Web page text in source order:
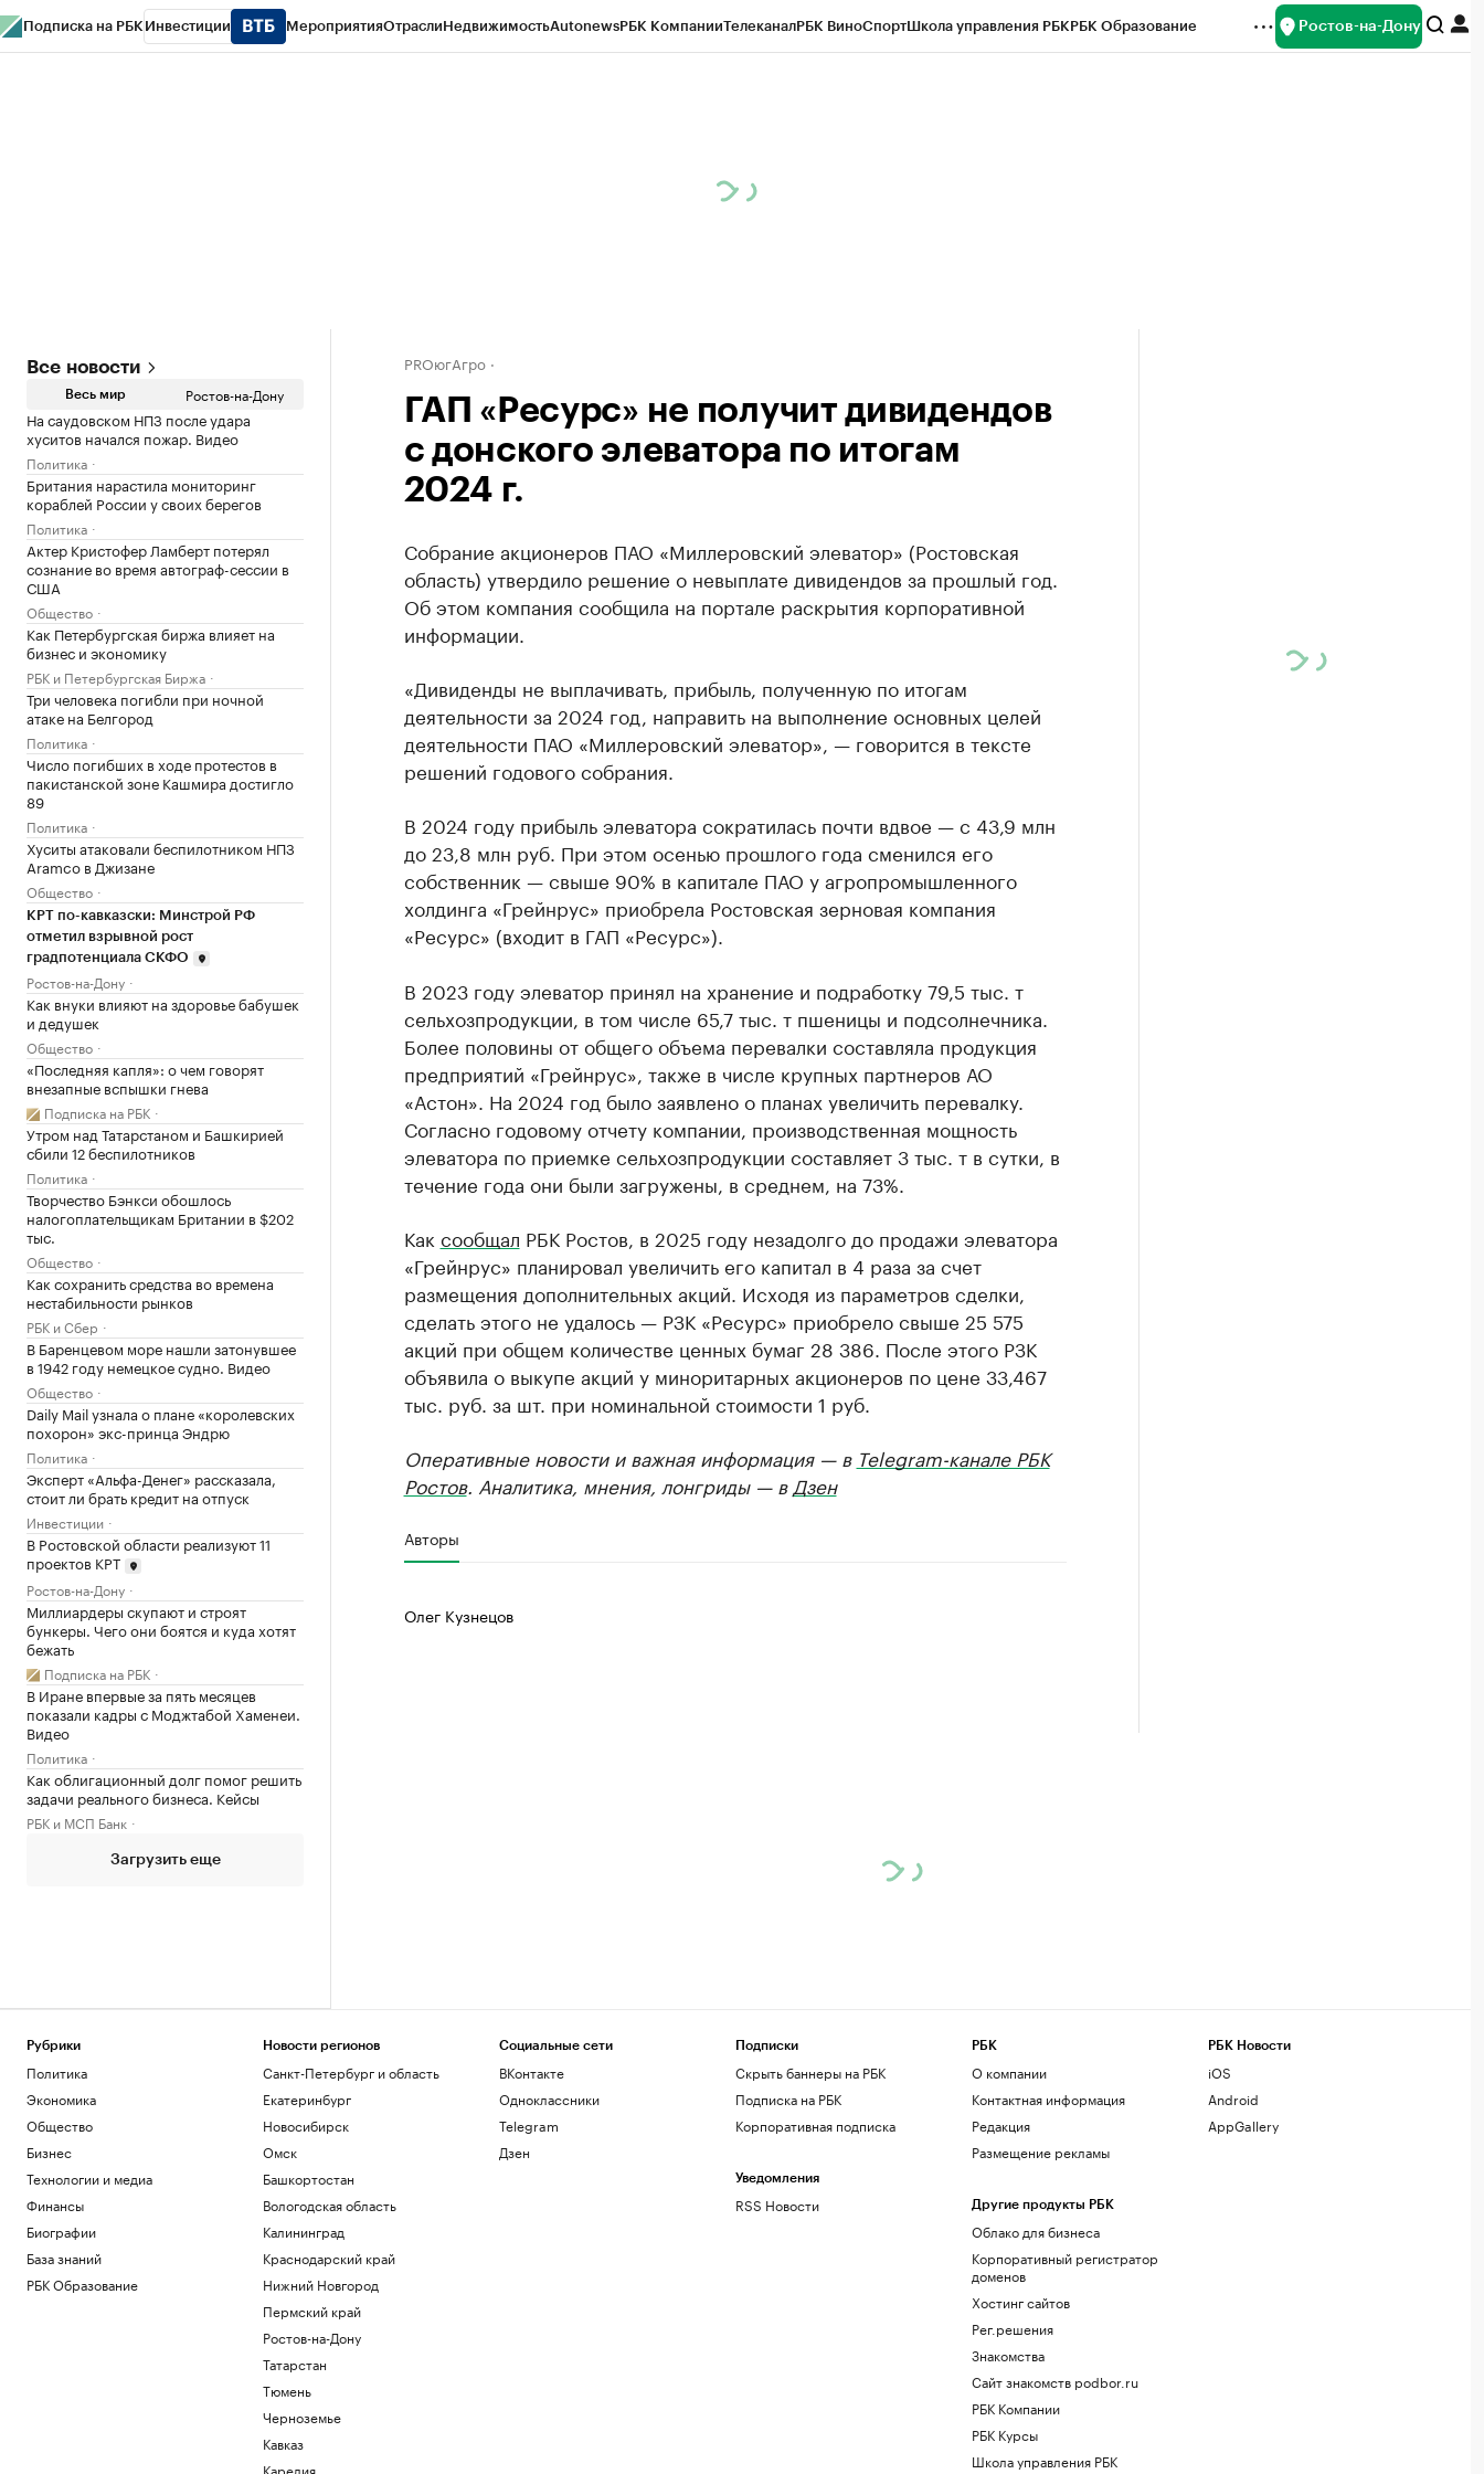
Подписка на РБК Инвестиции МероприятияОтраслиНедвижимостьAutonewsРБК КомпанииТелеканалРБК ВиноСпортШкола управления РБКРБК Образование Ростов-на-Дону
Все новости
Весь мир Ростов-на-Дону
На саудовском НПЗ после удара
хуситов начался пожар. Видео
Политика
Британия нарастила мониторинг
кораблей России у своих берегов
Политика
Актер Кристофер Ламберт потерял
сознание во время автограф-сессии в
США
Общество
Как Петербургская биржа влияет на
бизнес и экономику
РБК и Петербургская Биржа
Три человека погибли при ночной
атаке на Белгород
Политика
Число погибших в ходе протестов в
пакистанской зоне Кашмира достигло
89
Политика
Хуситы атаковали беспилотником НПЗ
Aramco в Джизане
Общество
КРТ по-кавказски: Минстрой РФ
отметил взрывной рост
градпотенциала СКФО
Ростов-на-Дону
Как внуки влияют на здоровье бабушек
и дедушек
Общество
«Последняя капля»: о чем говорят
внезапные вспышки гнева
Подписка на РБК
Утром над Татарстаном и Башкирией
сбили 12 беспилотников
Политика
Творчество Бэнкси обошлось
налогоплательщикам Британии в $202
тыс.
Общество
Как сохранить средства во времена
нестабильности рынков
РБК и Сбер
В Баренцевом море нашли затонувшее
в 1942 году немецкое судно. Видео
Общество
Daily Mail узнала о плане «королевских
похорон» экс-принца Эндрю
Политика
Эксперт «Альфа-Денег» рассказала,
стоит ли брать кредит на отпуск
Инвестиции
В Ростовской области реализуют 11
проектов КРТ
Ростов-на-Дону
Миллиардеры скупают и строят
бункеры. Чего они боятся и куда хотят
бежать
Подписка на РБК
В Иране впервые за пять месяцев
показали кадры с Моджтабой Хаменеи.
Видео
Политика
Как облигационный долг помог решить
задачи реального бизнеса. Кейсы
РБК и МСП Банк
Загрузить еще
PROюгАгро
ГАП «Ресурс» не получит дивидендов
с донского элеватора по итогам
2024 г.
Собрание акционеров ПАО «Миллеровский элеватор» (Ростовская
область) утвердило решение о невыплате дивидендов за прошлый год.
Об этом компания сообщила на портале раскрытия корпоративной
информации.
«Дивиденды не выплачивать, прибыль, полученную по итогам
деятельности за 2024 год, направить на выполнение основных целей
деятельности ПАО «Миллеровский элеватор», — говорится в тексте
решений годового собрания.
В 2024 году прибыль элеватора сократилась почти вдвое — с 43,9 млн
до 23,8 млн руб. При этом осенью прошлого года сменился его
собственник — свыше 90% в капитале ПАО у агропромышленного
холдинга «Грейнрус» приобрела Ростовская зерновая компания
«Ресурс» (входит в ГАП «Ресурс»).
В 2023 году элеватор принял на хранение и подработку 79,5 тыс. т
сельхозпродукции, в том числе 65,7 тыс. т пшеницы и подсолнечника.
Более половины от общего объема перевалки составляла продукция
предприятий «Грейнрус», также в числе крупных партнеров АО
«Астон». На 2024 год было заявлено о планах увеличить перевалку.
Согласно годовому отчету компании, производственная мощность
элеватора по приемке сельхозпродукции составляет 3 тыс. т в сутки, в
течение года они были загружены, в среднем, на 73%.
Как сообщал РБК Ростов, в 2025 году незадолго до продажи элеватора
«Грейнрус» планировал увеличить его капитал в 4 раза за счет
размещения дополнительных акций. Исходя из параметров сделки,
сделать этого не удалось — РЗК «Ресурс» приобрело свыше 25 575
акций при общем количестве ценных бумаг 28 386. После этого РЗК
объявила о выкупе акций у миноритарных акционеров по цене 33,467
тыс. руб. за шт. при номинальной стоимости 1 руб.
Оперативные новости и важная информация — в Telegram-канале РБК
Ростов. Аналитика, мнения, лонгриды — в Дзен
Авторы
Олег Кузнецов
Рубрики
Политика
Экономика
Общество
Бизнес
Технологии и медиа
Финансы
Биографии
База знаний
РБК Образование
Новости регионов
Санкт-Петербург и область
Екатеринбург
Новосибирск
Омск
Башкортостан
Вологодская область
Калининград
Краснодарский край
Нижний Новгород
Пермский край
Ростов-на-Дону
Татарстан
Тюмень
Черноземье
Кавказ
Карелия
Социальные сети
ВКонтакте
Одноклассники
Telegram
Дзен
Подписки
Скрыть баннеры на РБК
Подписка на РБК
Корпоративная подписка
Уведомления
RSS Новости
РБК
О компании
Контактная информация
Редакция
Размещение рекламы
Другие продукты РБК
Облако для бизнеса
Корпоративный регистратор
доменов
Хостинг сайтов
Рег.решения
Знакомства
Сайт знакомств podbor.ru
РБК Компании
РБК Курсы
Школа управления РБК
РБК Новости
iOS
Android
AppGallery